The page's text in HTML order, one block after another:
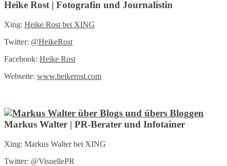
Heike Rost | Fotografin und Journalistin
Xing: Heike Rost bei XING
Twitter: @HeikeRost
Facebook: Heike Rost
Webseite: www.heikerost.com
Markus Walter | PR-Berater und Infotainer
Xing: Markus Walter bei XING
Twitter: @VisuellePR